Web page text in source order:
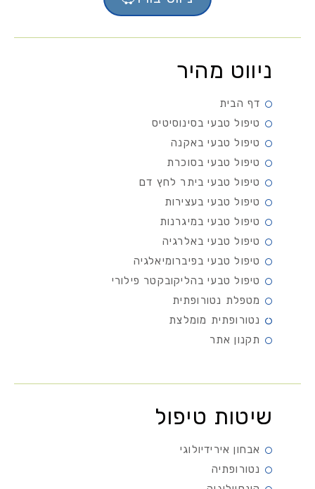
ניווט מהיר
דף הבית
טיפול טבעי בסינוסיטיס
טיפול טבעי באקנה
טיפול טבעי בסוכרת
טיפול טבעי ביתר לחץ דם
טיפול טבעי בעצירות
טיפול טבעי במיגרנות
טיפול טבעי באלרגיה
טיפול טבעי בפיברומיאלגיה
טיפול טבעי בהליקובקטר פילורי
מטפלת נטורופתית
נטורופתית מומלצת
תקנון אתר
שיטות טיפול
אבחון אירידיולוגי
נטורופתיה